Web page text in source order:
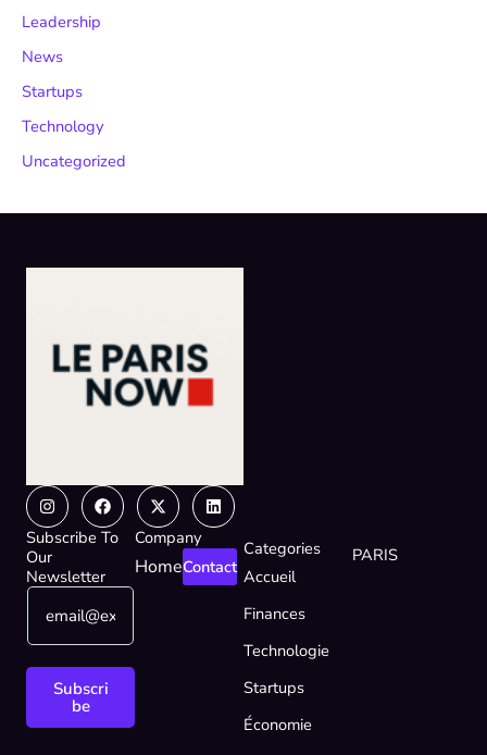
Leadership
News
Startups
Technology
Uncategorized
InstagramFacebook
X-
twitter
Linkedin
Subscribe To
Our
Newsletter
E
a
m
E
a
Subscri
be
Company
HomeContact
Categories
Accueil
Finances
Technologie
Startups
Économie
PARIS